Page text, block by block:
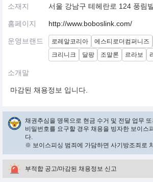
소재지 서울 강남구 테헤란로 124 풍림
홈페이지 http://www.boboslink.com/
운영브랜드 로레알코리아 에스티로더컴퍼니즈
크리니크
달팡 조말론 르라보
소개말
마감된 채용정보 입니다.
채권추심을 명목으로 현금 수거 및 전달 업무
비밀번호를 요구할 경우 채용을 빙자한 보이스
다.
※ 보이스피싱 범죄에 가담하면 사기방조죄로
부적합 공고/마감된 채용정보 신고